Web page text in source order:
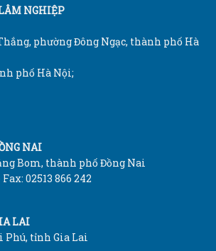
NGHIỆP
phường Đông Ngạc, thành phố Hà
phố Hà Nội;
NAI
Bom, thành phố Đồng Nai
02513 866 242
LAI
Phú, tỉnh Gia Lai